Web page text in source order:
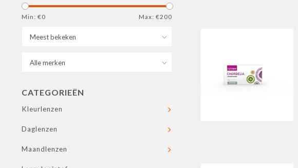
Min: €0 Max: €200
CATEGORIEËN
Kleurlenzen
Daglenzen
Maandlenzen